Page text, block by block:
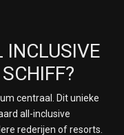
INCLUSIVE
centraal. Dit unieke
all-inclusive
rederijen of resorts.